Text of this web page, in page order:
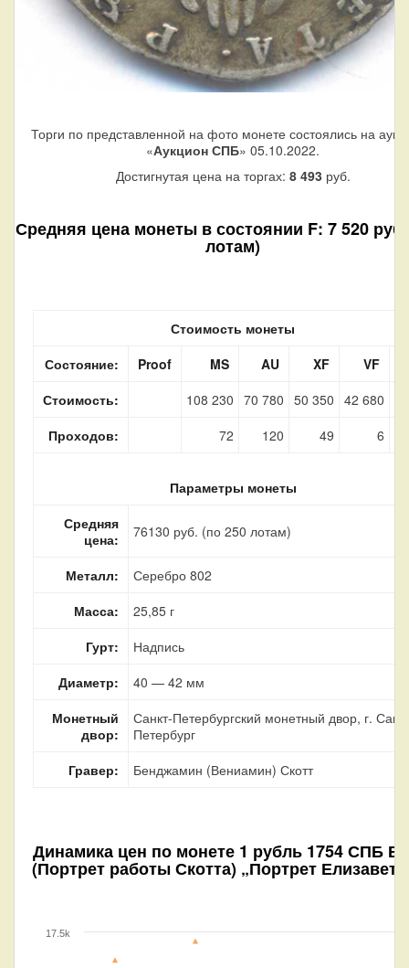
Торги по представленной на фото монете состоялись на
«Аукцион СПБ» 05.10.2022.
Достигнутая цена на торгах: 8 493 руб.
Средняя цена монеты в состоянии F: 7 520
лотам)
Стоимость монеты
Состояние:
Proof MS AU XF
VF
Стоимость:
108 230 70 780 50 350 42 680
Проходов:
72 120 49 6
Параметры монеты
Средняя
цена:
76130 руб. (по 250 лотам)
Металл:
Серебро 802
Масса:
25,85 г
Гурт:
Надпись
Диаметр:
40 — 42 мм
Монетный
двор:
Санкт-Петербургский монетный двор, г.
Петербург
Гравер:
Бенджамин (Вениамин) Скотт
Динамика цен по монете 1 рубль 1754 СПБ
(Портрет работы Скотта) „Портрет
17.5k